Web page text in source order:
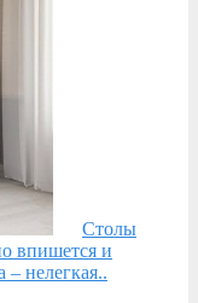
Столы
впишется и
– нелегкая..